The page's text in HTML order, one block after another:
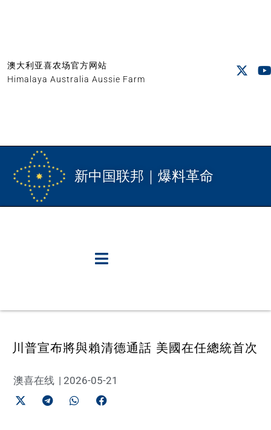
澳大利亚喜农场官方网站
Himalaya Australia Aussie Farm
新中国联邦｜爆料革命
川普宣布將與賴清德通話 美國在任總統首次
澳喜在线 | 2026-05-21